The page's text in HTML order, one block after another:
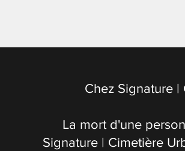
Chez Signature
La mort d'une
Signature | Cimetière